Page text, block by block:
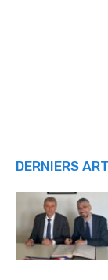
DERNIERS